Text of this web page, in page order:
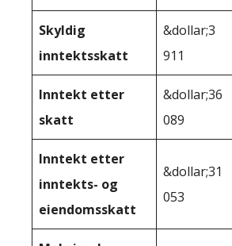
Skyldig
inntektsskatt
&dollar;3
911
Inntekt etter
skatt
&dollar;36
089
Inntekt etter
inntekts- og
eiendomsskatt
&dollar;31
053